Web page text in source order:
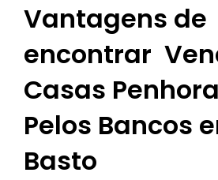
Vantagens de
encontrar
Casas
Pelos Bancos
Basto